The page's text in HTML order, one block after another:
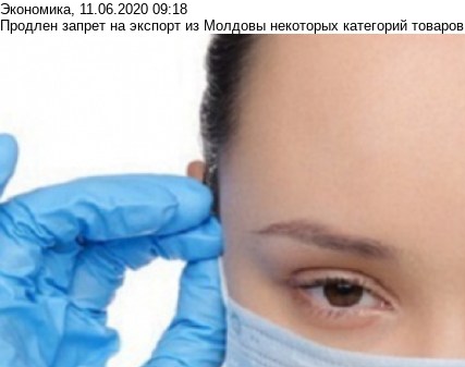
Экономика, 11.06.2020 09:18
Продлен запрет на экспорт из Молдовы некоторых категорий товаров